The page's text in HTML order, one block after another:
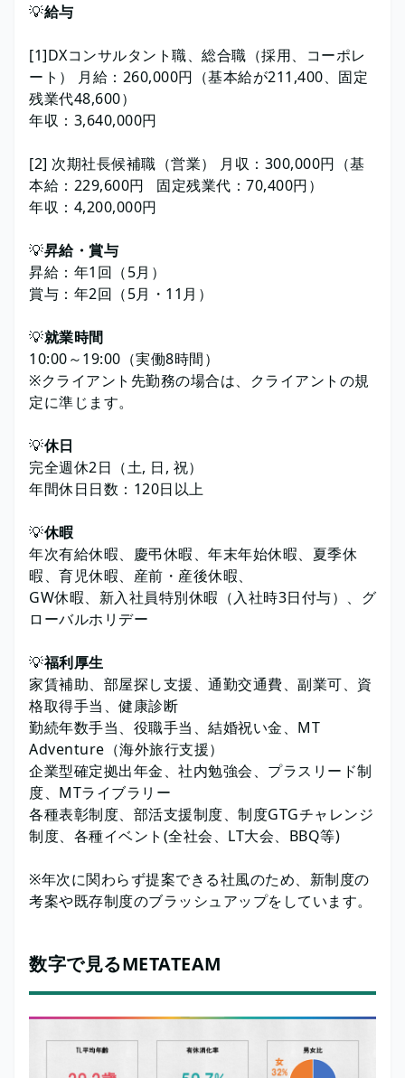
💡給与
[1]DXコンサルタント職、総合職（採用、コーポレ
ート） 月給：260,000円（基本給が211,400、固定
残業代48,600）
年収：3,640,000円
[2] 次期社長候補職（営業） 月収：300,000円（基
本給：229,600円 固定残業代：70,400円）
年収：4,200,000円
💡昇給・賞与
昇給：年1回（5月）
賞与：年2回（5月・11月）
💡就業時間
10:00～19:00（実働8時間）
※クライアント先勤務の場合は、クライアントの規
定に準じます。
💡休日
完全週休2日（土, 日, 祝）
年間休日日数：120日以上
💡休暇
年次有給休暇、慶弔休暇、年末年始休暇、夏季休
暇、育児休暇、産前・産後休暇、
GW休暇、新入社員特別休暇（入社時3日付与）、グ
ローバルホリデー
💡福利厚生
家賃補助、部屋探し支援、通勤交通費、副業可、資
格取得手当、健康診断
勤続年数手当、役職手当、結婚祝い金、MT
Adventure（海外旅行支援）
企業型確定拠出年金、社内勉強会、プラスリード制
度、MTライブラリー
各種表彰制度、部活支援制度、制度GTGチャレンジ
制度、各種イベント(全社会、LT大会、BBQ等)
※年次に関わらず提案できる社風のため、新制度の
考案や既存制度のブラッシュアップをしています。
数字で見るMETATEAM